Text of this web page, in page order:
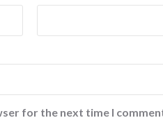
for the next time I